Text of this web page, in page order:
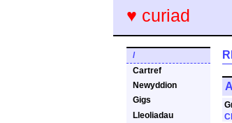
♥ curiad
/
Cartref
Newyddion
Gigs
Lleoliadau